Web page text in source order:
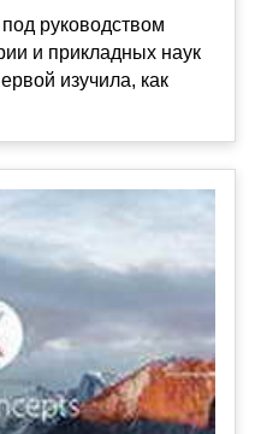
руководством
и прикладных наук
изучила, как